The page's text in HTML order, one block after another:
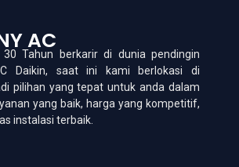
AC
Tahun berkarir di dunia pendingin
Daikin, saat ini kami berlokasi di
pilihan yang tepat untuk anda dalam
yang baik, harga yang kompetitif,
instalasi terbaik.